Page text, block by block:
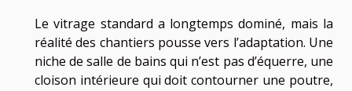
Le vitrage standard a longtemps dominé, mais la
réalité des chantiers pousse vers l’adaptation. Une
niche de salle de bains qui n’est pas d’équerre, une
cloison intérieure qui doit contourner une poutre,